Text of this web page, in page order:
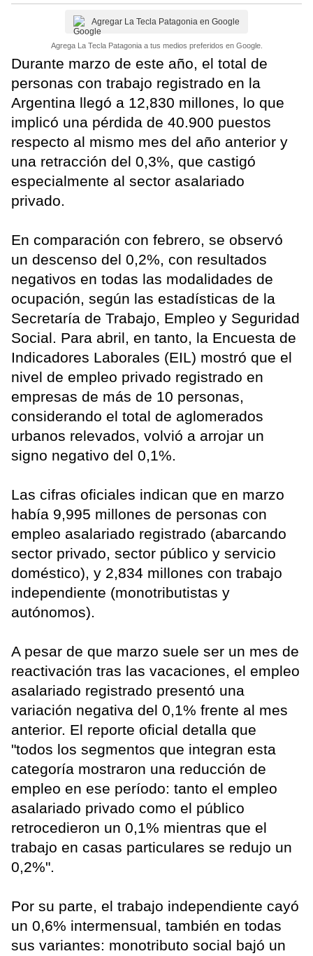
Agregar La Tecla Patagonia en Google
Agrega La Tecla Patagonia a tus medios preferidos en Google.
Durante marzo de este año, el total de
personas con trabajo registrado en la
Argentina llegó a 12,830 millones, lo que
implicó una pérdida de 40.900 puestos
respecto al mismo mes del año anterior y
una retracción del 0,3%, que castigó
especialmente al sector asalariado
privado.
En comparación con febrero, se observó
un descenso del 0,2%, con resultados
negativos en todas las modalidades de
ocupación, según las estadísticas de la
Secretaría de Trabajo, Empleo y Seguridad
Social. Para abril, en tanto, la Encuesta de
Indicadores Laborales (EIL) mostró que el
nivel de empleo privado registrado en
empresas de más de 10 personas,
considerando el total de aglomerados
urbanos relevados, volvió a arrojar un
signo negativo del 0,1%.
Las cifras oficiales indican que en marzo
había 9,995 millones de personas con
empleo asalariado registrado (abarcando
sector privado, sector público y servicio
doméstico), y 2,834 millones con trabajo
independiente (monotributistas y
autónomos).
A pesar de que marzo suele ser un mes de
reactivación tras las vacaciones, el empleo
asalariado registrado presentó una
variación negativa del 0,1% frente al mes
anterior. El reporte oficial detalla que
"todos los segmentos que integran esta
categoría mostraron una reducción de
empleo en ese período: tanto el empleo
asalariado privado como el público
retrocedieron un 0,1% mientras que el
trabajo en casas particulares se redujo un
0,2%".
Por su parte, el trabajo independiente cayó
un 0,6% intermensual, también en todas
sus variantes: monotributo social bajó un